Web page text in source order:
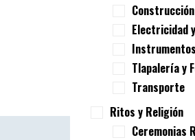
Construcción
Electricidad
Tlapalería y
Transporte
Ritos y Religión
Ceremonias